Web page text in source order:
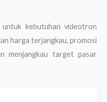
kebutuhan videotron
harga terjangkau, promosi
menjangkau target pasar